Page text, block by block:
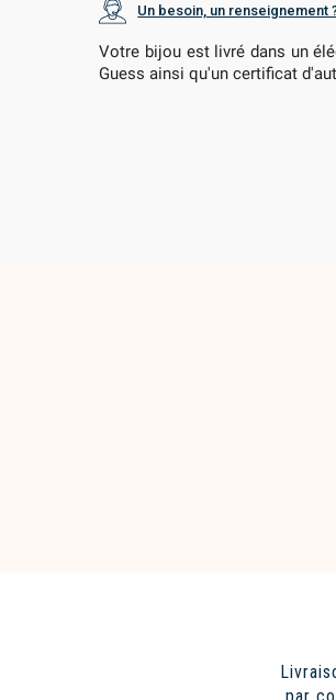
Un besoin, un renseignement
Votre bijou est livré dans un
Guess ainsi qu'un certificat